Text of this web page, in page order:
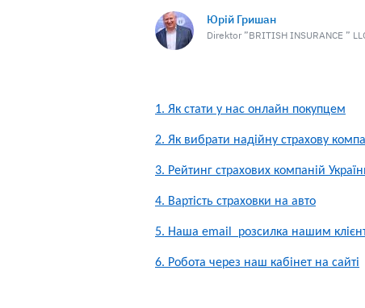
Юрій Гришан
Direktor ”BRITISH INSURANCE ”
1. Як стати у нас онлайн покупцем
2. Як вибрати надійну страхову
3. Рейтинг страхових компаній
4. Вартість страховки на авто
5. Наша email розсилка нашим
6. Робота через наш кабінет на сайті